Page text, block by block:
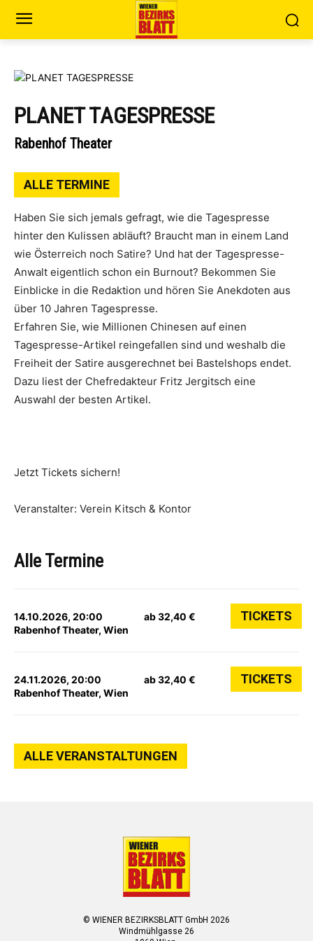
PLANET TAGESPRESSE
Rabenhof Theater
ALLE TERMINE
Haben Sie sich jemals gefragt, wie die Tagespresse
hinter den Kulissen abläuft? Braucht man in einem Land
wie Österreich noch Satire? Und hat der Tagespresse-
Anwalt eigentlich schon ein Burnout? Bekommen Sie
Einblicke in die Redaktion und hören Sie Anekdoten aus
über 10 Jahren Tagespresse.
Erfahren Sie, wie Millionen Chinesen auf einen
Tagespresse-Artikel reingefallen sind und weshalb die
Freiheit der Satire ausgerechnet bei Bastelshops endet.
Dazu liest der Chefredakteur Fritz Jergitsch eine
Auswahl der besten Artikel.
Jetzt Tickets sichern!
Veranstalter: Verein Kitsch & Kontor
Alle Termine
14.10.2026, 20:00
Rabenhof Theater, Wien
ab 32,40 € TICKETS
24.11.2026, 20:00
Rabenhof Theater, Wien
ab 32,40 € TICKETS
ALLE VERANSTALTUNGEN
© WIENER BEZIRKSBLATT GmbH 2026
Windmühlgasse 26